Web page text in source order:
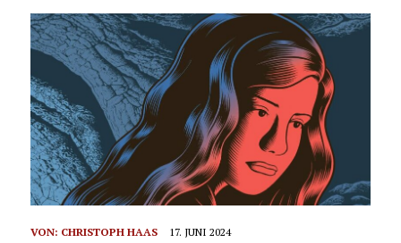
VON: CHRISTOPH HAAS 17. JUNI 2024